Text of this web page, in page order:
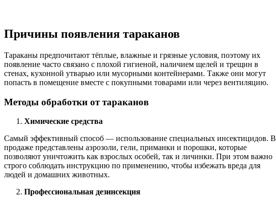
Причины появления тараканов
Тараканы предпочитают тёплые, влажные и грязные условия, поэтому их
появление часто связано с плохой гигиеной, наличием щелей и трещин в
стенах, кухонной утварью или мусорными контейнерами. Также они могут
попасть в помещение вместе с покупными товарами или через вентиляцию.
Методы обработки от тараканов
Химические средства
Самый эффективный способ — использование специальных инсектицидов. В
продаже представлены аэрозоли, гели, приманки и порошки, которые
позволяют уничтожить как взрослых особей, так и личинки. При этом важно
строго соблюдать инструкцию по применению, чтобы избежать вреда для
людей и домашних животных.
Профессиональная дезинсекция